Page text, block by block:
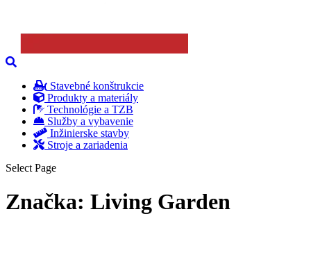
Stavebné konštrukcie
Produkty a materiály
Technológie a TZB
Služby a vybavenie
Inžinierske stavby
Stroje a zariadenia
Select Page
Značka: Living Garden